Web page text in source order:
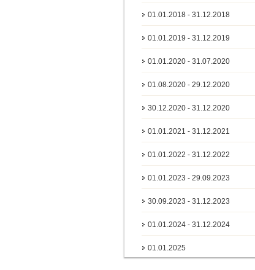
01.01.2018 - 31.12.2018
01.01.2019 - 31.12.2019
01.01.2020 - 31.07.2020
01.08.2020 - 29.12.2020
30.12.2020 - 31.12.2020
01.01.2021 - 31.12.2021
01.01.2022 - 31.12.2022
01.01.2023 - 29.09.2023
30.09.2023 - 31.12.2023
01.01.2024 - 31.12.2024
01.01.2025